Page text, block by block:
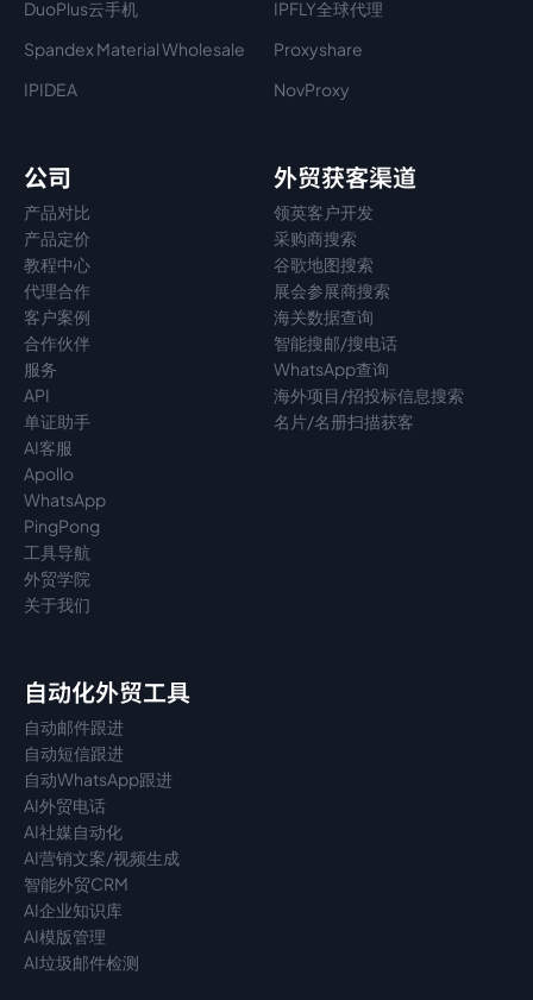
DuoPlus云手机
IPFLY全球代理
Spandex Material Wholesale​
Proxyshare
IPIDEA
NovProxy
公司
产品对比
产品定价
教程中心
代理合作
客户案例
合作伙伴
服务
API
单证助手
AI客服
Apollo
WhatsApp
PingPong
工具导航
外贸学院
关于我们
外贸获客渠道
领英客户开发
采购商搜索
谷歌地图搜索
展会参展商搜索
海关数据查询
智能搜邮/搜电话
WhatsApp查询
海外项目/招投标信息搜索
名片/名册扫描获客
自动化外贸工具
自动邮件跟进
自动短信跟进
自动WhatsApp跟进
AI外贸电话
AI社媒自动化
AI营销文案/视频生成
智能外贸CRM
AI企业知识库
AI模版管理
AI垃圾邮件检测